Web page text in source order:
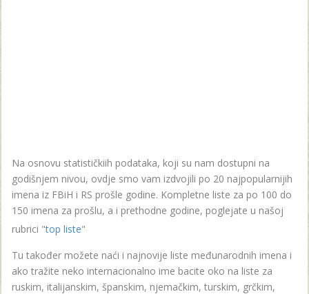
Na osnovu statističkiih podataka, koji su nam dostupni na
godišnjem nivou, ovdje smo vam izdvojili po 20 najpopularnijih
imena iz FBiH i RS prošle godine. Kompletne liste za po 100 do
150 imena za prošlu, a i prethodne godine, poglejate u našoj
rubrici "top liste"
Tu također možete naći i najnovije liste međunarodnih imena i
ako tražite neko internacionalno ime bacite oko na liste za
ruskim, italijanskim, španskim, njemačkim, turskim, grčkim,